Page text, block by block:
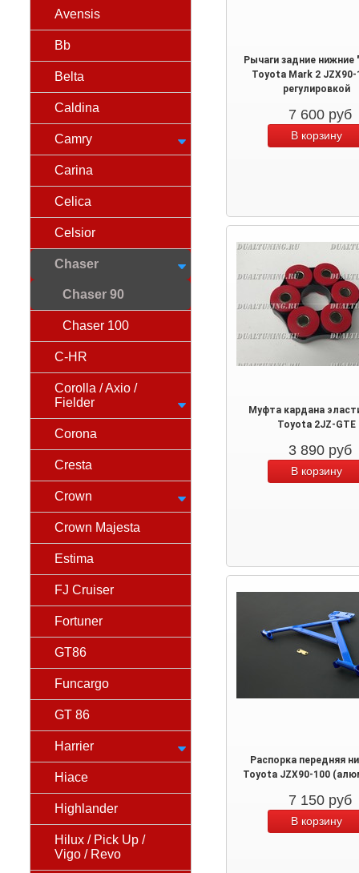
Avensis
Bb
Belta
Caldina
Camry
Carina
Celica
Celsior
Chaser
Chaser 90
Chaser 100
C-HR
Corolla / Axio /
Fielder
Corona
Cresta
Crown
Crown Majesta
Estima
FJ Cruiser
Fortuner
GT86
Funcargo
GT 86
Harrier
Hiace
Highlander
Hilux / Pick Up /
Vigo / Revo
Рычаги задние нижние
Toyota Mark 2 JZX90-
регулировкой
7 600 руб
Муфта кардана
Toyota 2JZ-GTE
3 890 руб
Распорка передняя
Toyota JZX90-100
7 150 руб